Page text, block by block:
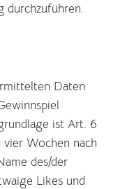
durchzuführen.
Daten
ist Art. 6
vier Wochen nach
des/der
Likes und